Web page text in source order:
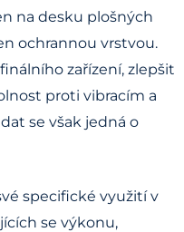
na desku plošných
ochrannou vrstvou.
zařízení, zlepšit
proti vibracím a
se však jedná o
specifické využití v
se výkonu,